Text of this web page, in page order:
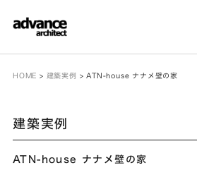
HOME > 建築実例 >ATN-house ナナメ壁の家
建築実例
ATN-house ナナメ壁の家